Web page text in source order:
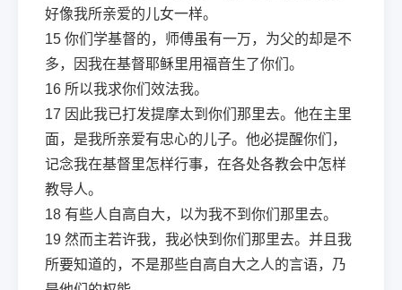
好像我所亲爱的儿女一样。
15 你们学基督的，师傅虽有一万，为父的却是不
多，因我在基督耶稣里用福音生了你们。
16 所以我求你们效法我。
17 因此我已打发提摩太到你们那里去。他在主里
面，是我所亲爱有忠心的儿子。他必提醒你们，
记念我在基督里怎样行事，在各处各教会中怎样
教导人。
18 有些人自高自大，以为我不到你们那里去。
19 然而主若许我，我必快到你们那里去。并且我
所要知道的，不是那些自高自大之人的言语，乃